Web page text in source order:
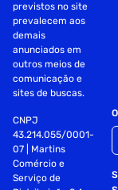
previstos no site
prevalecem aos
demais
anunciados em
outros meios de
comunicação e
sites de buscas.
CNPJ
43.214.055/0001-
07 | Martins
Comércio e
Serviço de